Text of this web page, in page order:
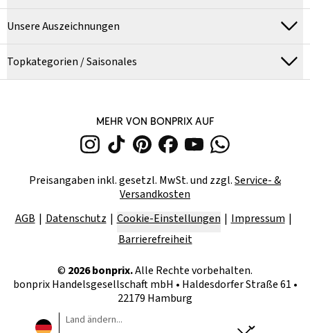
Unsere Auszeichnungen
Topkategorien / Saisonales
MEHR VON BONPRIX AUF
Preisangaben inkl. gesetzl. MwSt. und zzgl.Service- &
Versandkosten
AGB
Datenschutz Cookie-Einstellungen
Impressum
Barrierefreiheit
© 2026bonprix.Alle Rechte vorbehalten.
bonprix Handelsgesellschaft mbH • Haldesdorfer Straße 61 •
22179 Hamburg
Land ändern...